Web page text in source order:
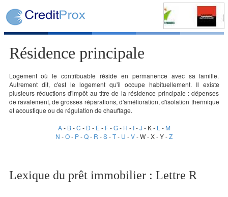
Résidence principale
Logement où le contribuable réside en permanence avec sa famille.
Autrement dit, c'est le logement qu'il occupe habituellement. Il existe
plusieurs réductions d'impôt au titre de la résidence principale : dépenses
de ravalement, de grosses réparations, d'amélioration, d'isolation thermique
et acoustique ou de régulation de chauffage.
A- B-C - D - E - F-G- H - I-J - K - L - M
N -O- P-Q- R -S-T- U -V- W - X - Y -Z
Lexique du prêt immobilier : Lettre R